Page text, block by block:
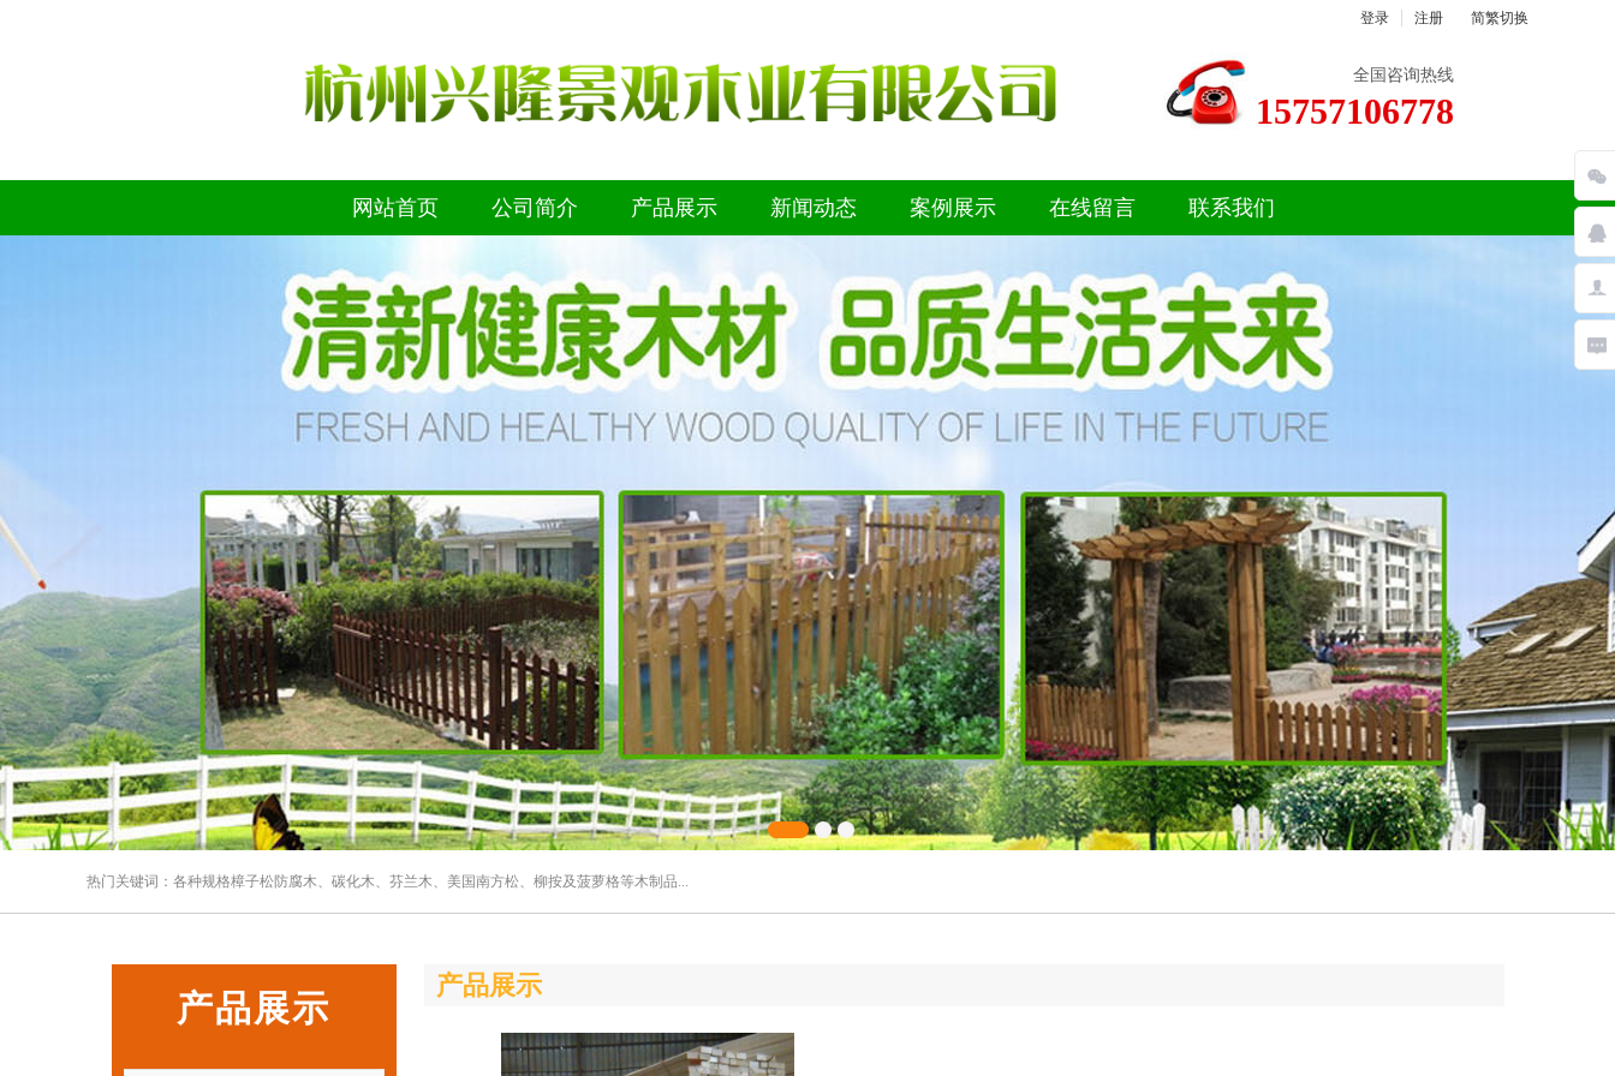
全国咨询热线
15757106778
登录 注册 简繁切换
网站首页 公司简介 产品展示 新闻动态 案例展示 在线留言 联系我们
热门关键词：各种规格樟子松防腐木、碳化木、芬兰木、美国南方松、柳按及菠萝格等木制品...
产品展示
产品展示